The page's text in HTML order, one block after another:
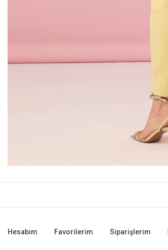
Hesabım Favorilerim Siparişlerim